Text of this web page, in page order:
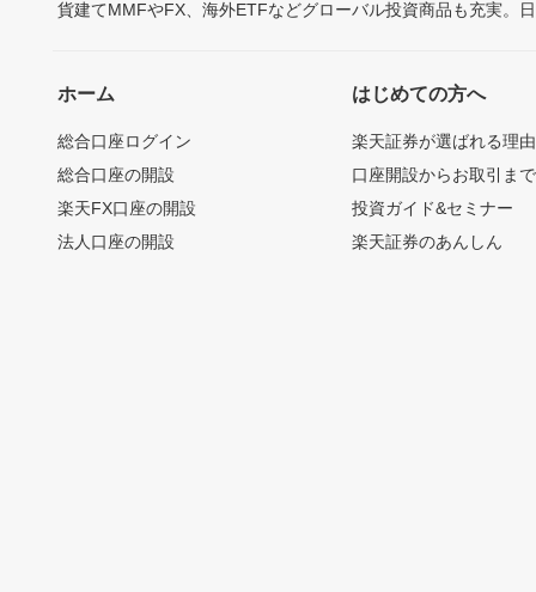
貨建てMMFやFX、海外ETFなどグローバル投資商品も充実。
ホーム
総合口座ログイン
総合口座の開設
楽天FX口座の開設
法人口座の開設
はじめての方へ
楽天証券が選ばれる理由
口座開設からお取引ま
投資ガイド&セミナー
楽天証券のあんしん